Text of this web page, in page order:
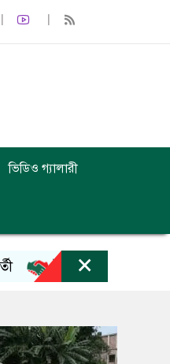
ভিডিও গ্যালারী
ইনফান্তিনোর
×